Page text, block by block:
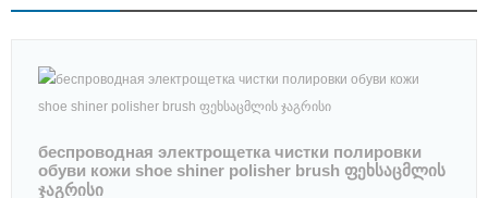
беспроводная электрощетка чистки полировки
обуви кожи shoe shiner polisher brush ფეხსაცმლის
ჯაგრისი